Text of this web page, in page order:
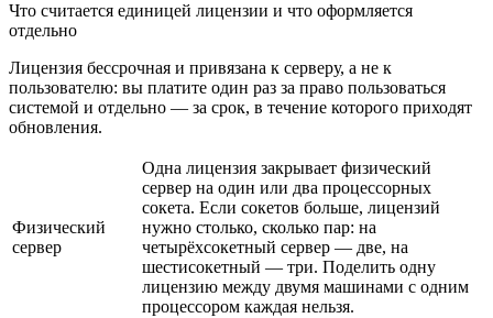
Что считается единицей лицензии и что оформляется
отдельно
Лицензия бессрочная и привязана к серверу, а не к
пользователю: вы платите один раз за право пользоваться
системой и отдельно — за срок, в течение которого приходят
обновления.
Физический
сервер
Одна лицензия закрывает физический
сервер на один или два процессорных
сокета. Если сокетов больше, лицензий
нужно столько, сколько пар: на
четырёхсокетный сервер — две, на
шестисокетный — три. Поделить одну
лицензию между двумя машинами с одним
процессором каждая нельзя.